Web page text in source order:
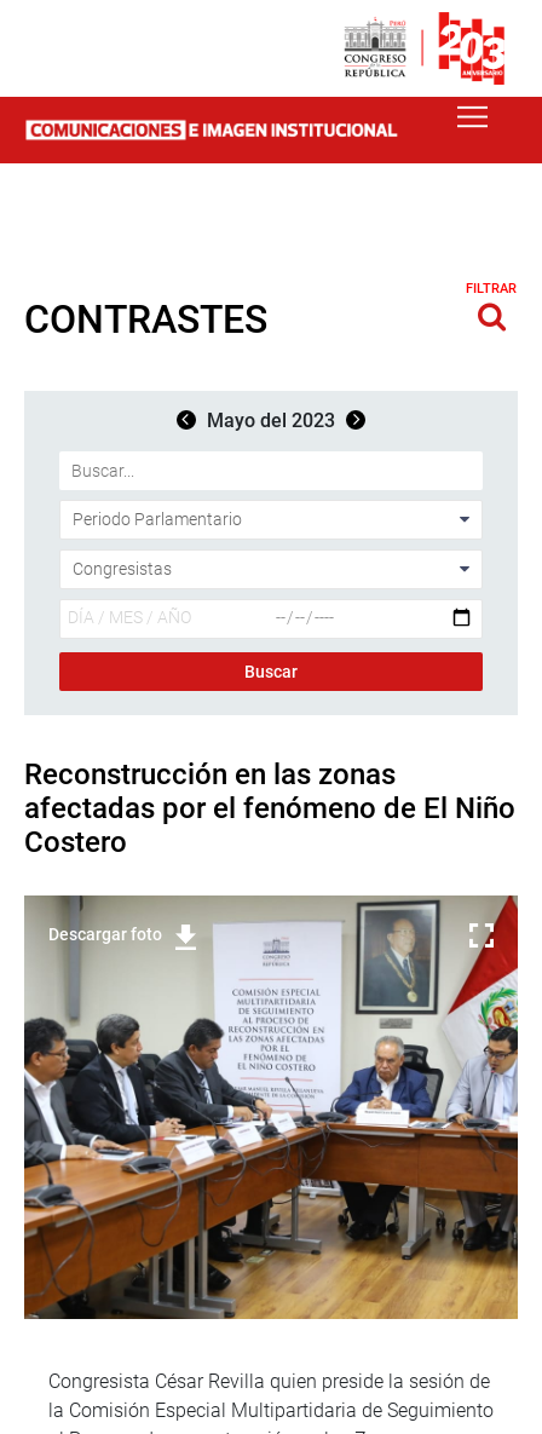
CONTRASTES
FILTRAR
Mayo del 2023
Reconstrucción en las zonas
afectadas por el fenómeno de El Niño
Costero
Descargar foto
Congresista César Revilla quien preside la sesión de
la Comisión Especial Multipartidaria de Seguimiento